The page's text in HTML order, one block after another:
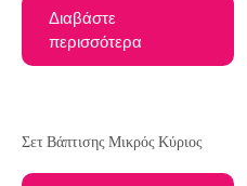
Διαβάστε
περισσότερα
Σετ Βάπτισης Μικρός Κύριος